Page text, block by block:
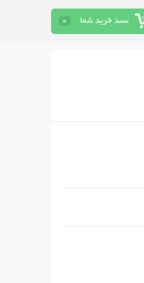
سبد خرید شما 0